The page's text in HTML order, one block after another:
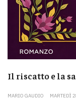
Il riscatto e la
MARIO GAUDIO MARTEDÌ